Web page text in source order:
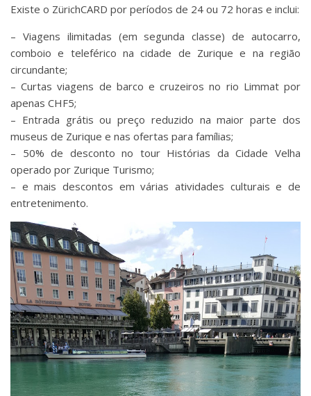
Existe o ZürichCARD por períodos de 24 ou 72 horas e inclui:
– Viagens ilimitadas (em segunda classe) de autocarro,
comboio e teleférico na cidade de Zurique e na região
circundante;
– Curtas viagens de barco e cruzeiros no rio Limmat por
apenas CHF5;
– Entrada grátis ou preço reduzido na maior parte dos
museus de Zurique e nas ofertas para famílias;
– 50% de desconto no tour Histórias da Cidade Velha
operado por Zurique Turismo;
– e mais descontos em várias atividades culturais e de
entretenimento.